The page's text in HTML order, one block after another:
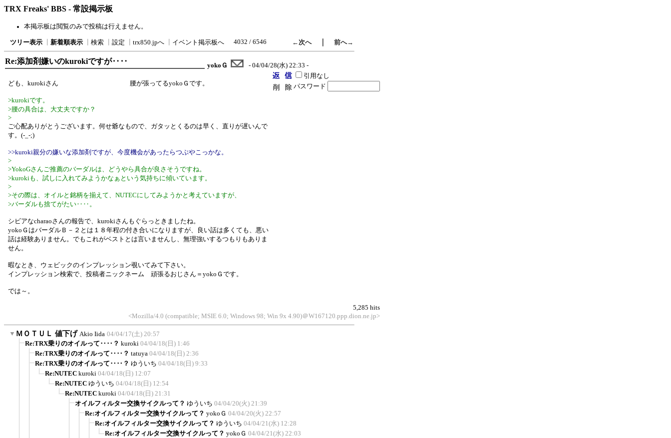
TRX Freaks' BBS - 常設掲示板
本掲示板は閲覧のみで投稿は行えません。
ツリー表示 新着順表示 検索 設定 trx850.jpへ イベント掲示板へ 4032 / 6546 ←次へ｜ 前へ→
Re:添加剤嫌いのkurokiですが‥‥ yokoＧ - 04/04/28(水) 22:33 -
ども、kurokiさん 腰が張ってるyokoＧです。
>kurokiです。
>腰の具合は、大丈夫ですか？
>
ご心配ありがとうございます。何せ爺なもので、ガタッとくるのは早く、直りが遅いんで
す。(-_-;)
>>kuroki親分の嫌いな添加剤ですが、今度機会があったらつぶやこっかな。
>
>YokoGさんご推薦のバーダルは、どうやら具合が良さそうですね。
>kurokiも、試しに入れてみようかなぁという気持ちに傾いています。
>
>その際は、オイルと銘柄を揃えて、NUTECにしてみようかと考えていますが、
>バーダルも捨てがたい‥‥。
シビアなcharaoさんの報告で、kurokiさんもぐらっときましたね。
yokoＧはバーダルＢ－２とは１８年程の付き合いになりますが、良い話は多くても、悪い
話は経験ありません。でもこれがベストとは言いませんし、無理強いするつもりもありま
せん。
暇なとき、ウェビックのインプレッション覗いてみて下さい。
インプレッション検索で、投稿者ニックネーム 頑張るおじさん＝yokoＧです。
では～。
引用なし
パスワード
5,285 hits
<Mozilla/4.0 (compatible; MSIE 6.0; Windows 98; Win 9x 4.90)＠W167120.ppp.dion.ne.jp>
▼ ＭＯＴＵＬ 値下げ Akio Iida 04/04/17(土) 20:57
Re:TRX乗りのオイルって‥‥？ kuroki 04/04/18(日) 1:46
Re:TRX乗りのオイルって‥‥？ tatuya 04/04/18(日) 2:36
Re:TRX乗りのオイルって‥‥？ ゆういち 04/04/18(日) 9:33
Re:NUTEC kuroki 04/04/18(日) 12:07
Re:NUTEC ゆういち 04/04/18(日) 12:54
Re:NUTEC kuroki 04/04/18(日) 21:31
オイルフィルター交換サイクルって？ ゆういち 04/04/20(火) 21:39
Re:オイルフィルター交換サイクルって？ yokoＧ 04/04/20(火) 22:57
Re:オイルフィルター交換サイクルって？ ゆういち 04/04/21(水) 12:28
Re:オイルフィルター交換サイクルって？ yokoＧ 04/04/21(水) 22:03